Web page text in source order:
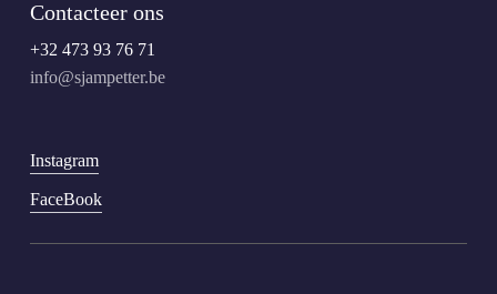
Contacteer ons
+32 473 93 76 71
info@sjampetter.be
Instagram
FaceBook